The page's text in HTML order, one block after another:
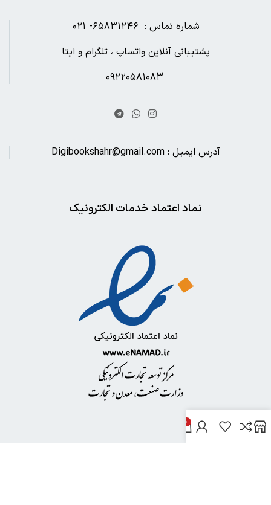
شماره تماس : ۶۵۸۳۱۲۴۶- ۰۲۱
پشتیبانی آنلاین واتساپ ، تلگرام و ایتا
آدرس ایمیل : Digibookshahr@gmail.com
نماد اعتماد خدمات الکترونیک
0